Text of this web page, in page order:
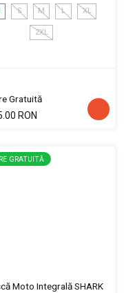
S M L XL
2XL
Gratuită
RON
GRATUITĂ
Moto Integrală SHARK